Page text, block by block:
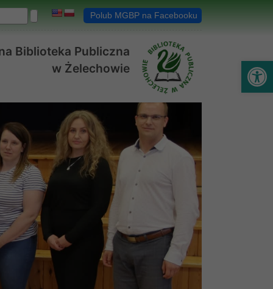
Polub MGBP na Facebooku
Biblioteka Publiczna
w Żelechowie